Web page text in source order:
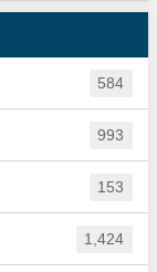
584
993
153
1,424